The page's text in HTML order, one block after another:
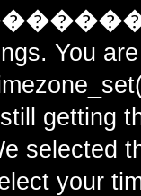
You
getting
selected
select